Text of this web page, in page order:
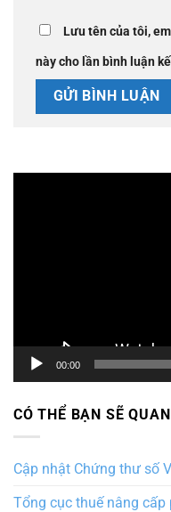
Lưu tên của tôi,
này cho lần bình luận
00:00
CÓ THỂ BẠN SẼ
Cập nhật Chứng thư số
Tổng cục thuế nâng cấp